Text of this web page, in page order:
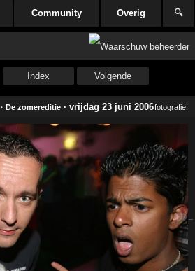
Community Overig 🔍
Index Volgende
· De zomereditie ·vrijdag 23 juni 2006fotografie: